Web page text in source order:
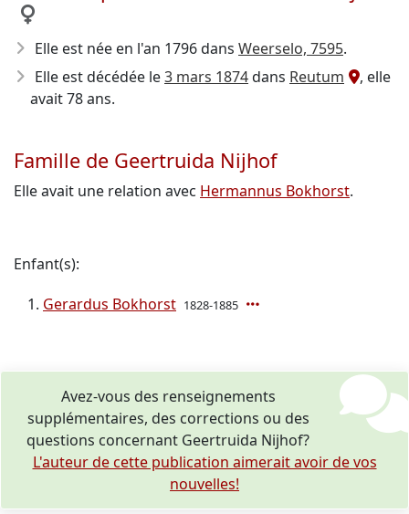
Elle est née en l'an 1796dans Weerselo, 7595.
Elle est décédée le3 mars 1874dans Reutum
, elle
avait 78 ans.
Famille de Geertruida Nijhof
Elle avait une relation avec Hermannus Bokhorst.
Enfant(s):
Gerardus Bokhorst 1828-1885
Avez-vous des renseignements
supplémentaires, des corrections ou des
questions concernant Geertruida Nijhof?
L'auteur de cette publication aimerait avoir de vos
nouvelles!